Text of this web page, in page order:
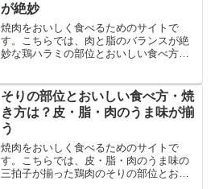
が絶妙
焼肉をおいしく食べるためのサイトで
す。こちらでは、肉と脂のバランスが絶
妙な鶏ハラミの部位とおいしい食べ方・
ミのあらゆる情報を紹介・解説していま
す。
そりの部位とおいしい食べ方・焼
き方は？皮・脂・肉のうま味が揃
う
焼肉をおいしく食べるためのサイトで
す。こちらでは、皮・脂・肉のうま味の
三拍子が揃った鶏肉のそりの部位とおい